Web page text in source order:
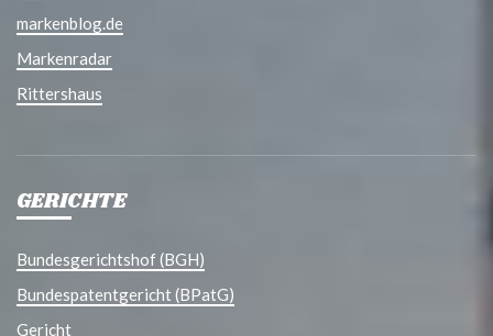
markenblog.de
Markenradar
Rittershaus
GERICHTE
Bundesgerichtshof (BGH)
Bundespatentgericht (BPatG)
Gericht